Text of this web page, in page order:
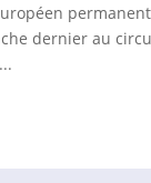
dernier au